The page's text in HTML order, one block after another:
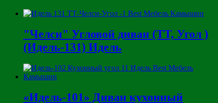
"Челси" Угловой диван (ТТ, Угол )
(Идель-131) Идель
«Идель-101» Диван кухонный